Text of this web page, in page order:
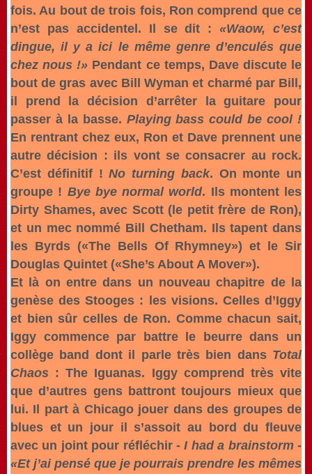
fois. Au bout de trois fois, Ron comprend que ce
n’est pas accidentel. Il se dit :«Waow, c’est
dingue, il y a ici le même genre d’enculés que
chez nous !» Pendant ce temps, Dave discute le
bout de gras avec Bill Wyman et charmé par Bill,
il prend la décision d’arrêter la guitare pour
passer à la basse. Playing bass could be cool !
En rentrant chez eux, Ron et Dave prennent une
autre décision : ils vont se consacrer au rock.
C’est définitif !No turning back. On monte un
groupe ! Bye bye normal world. Ils montent les
Dirty Shames, avec Scott (le petit frère de Ron),
et un mec nommé Bill Chetham. Ils tapent dans
les Byrds («The Bells Of Rhymney») et le Sir
Douglas Quintet («She’s About A Mover»).
Et là on entre dans un nouveau chapitre de la
genèse des Stooges : les visions. Celles d’Iggy
et bien sûr celles de Ron. Comme chacun sait,
Iggy commence par battre le beurre dans un
collège band dont il parle très bien dans Total
Chaos : The Iguanas. Iggy comprend très vite
que d’autres gens battront toujours mieux que
lui. Il part à Chicago jouer dans des groupes de
blues et un jour il s’assoit au bord du fleuve
avec un joint pour réfléchir -I had a brainstorm-
«Et j’ai pensé que je pourrais prendre les mêmes